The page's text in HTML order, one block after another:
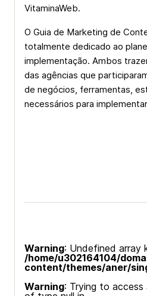
VitaminaWeb.
O Guia de Marketing de
totalmente dedicado ao
implementação. Ambos
das agências que
de negócios, ferramentas,
necessários para
Warning: Undefined array
/home/u302164104/
content/themes/aner/
Warning: Trying to